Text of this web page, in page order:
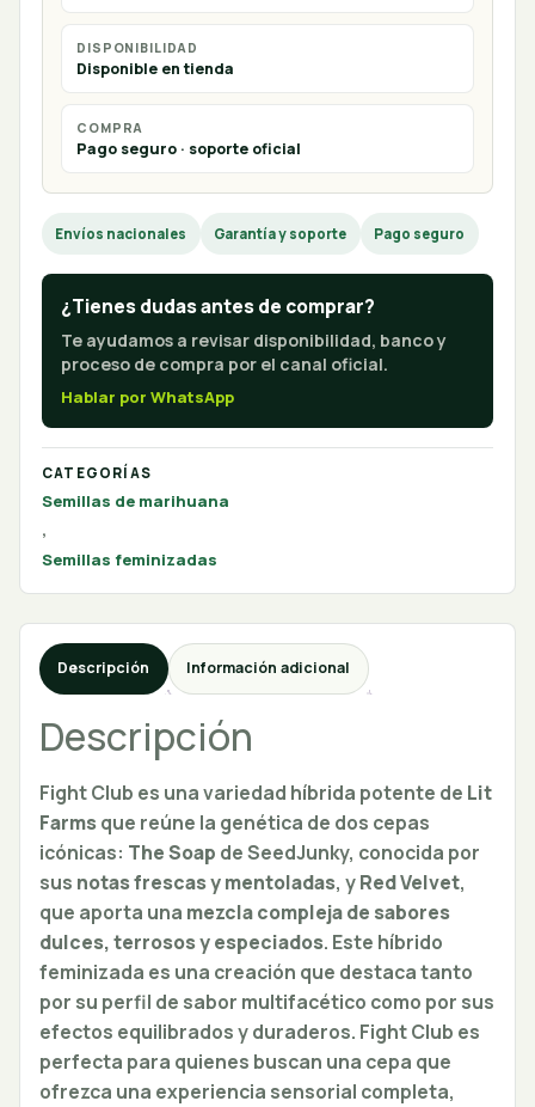
DISPONIBILIDAD
Disponible en tienda
COMPRA
Pago seguro · soporte oficial
Envíos nacionales Garantía y soporte Pago seguro
¿Tienes dudas antes de comprar?
Te ayudamos a revisar disponibilidad, banco y
proceso de compra por el canal oficial.
Hablar por WhatsApp
CATEGORÍAS
Semillas de marihuana
,
Semillas feminizadas
Descripción Información adicional
Descripción
Fight Club es una variedad híbrida potente de Lit
Farmsque reúne la genética de dos cepas
icónicas: The Soap de SeedJunky, conocida por
sus notas frescas y mentoladas, yRed Velvet,
que aporta una mezcla compleja de sabores
dulces, terrosos y especiados. Este híbrido
feminizada es una creación que destaca tanto
por su perfil de sabor multifacético como por sus
efectos equilibrados y duraderos. Fight Club es
perfecta para quienes buscan una cepa que
ofrezca una experiencia sensorial completa,